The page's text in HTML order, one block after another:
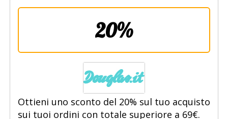
20%
Ottieni uno sconto del 20% sul tuo acquisto
sui tuoi ordini con totale superiore a 69€.